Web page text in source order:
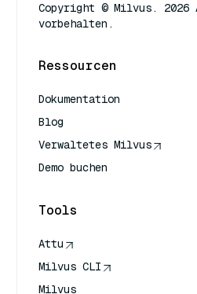
Copyright © Milvus. 2026
vorbehalten.
Ressourcen
Dokumentation
Blog
Verwaltetes Milvus
Demo buchen
Tools
Attu
Milvus CLI
Milvus